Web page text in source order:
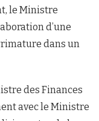
le Ministre
d’une
dans un
des Finances
avec le Ministre